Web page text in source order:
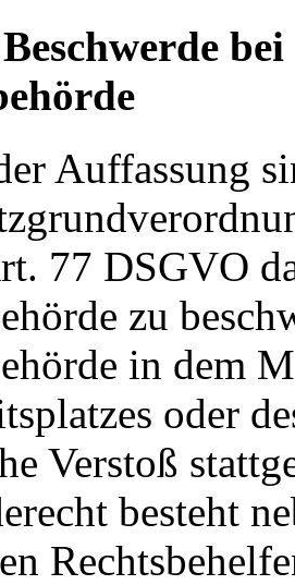
Auffassung
77 DSGVO
zu
in dem
oder
Verstoß
besteht